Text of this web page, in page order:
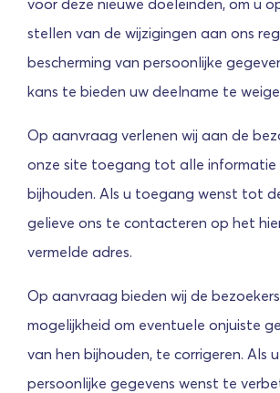
voor deze nieuwe doeleinden, om u
stellen van de wijzigingen aan ons
bescherming van persoonlijke
kans te bieden uw deelname te
Op aanvraag verlenen wij aan de
onze site toegang tot alle informatie
bijhouden. Als u toegang wenst tot
gelieve ons te contacteren op het
vermelde adres.
Op aanvraag bieden wij de
mogelijkheid om eventuele onjuiste
van hen bijhouden, te corrigeren. Als
persoonlijke gegevens wenst te